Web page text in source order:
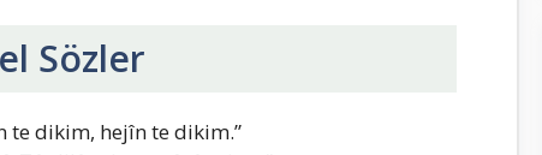
Sözler
te dikim, hejîn te dikim.”